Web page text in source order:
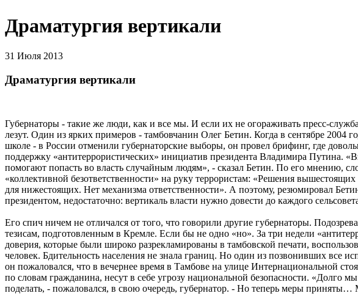
Драматургия вертикали
31 Июля 2013
Драматургия вертикали
Губернаторы - такие же люди, как и все мы. И если их не огораживать пресс-
лезут. Один из ярких примеров - тамбовчанин Олег Бетин. Когда в сентябре 2004
школе - в России отменили губернаторские выборы, он провел брифинг, где
поддержку «антитеррористических» инициатив президента Владимира Путина.
помогают попасть во власть случайным людям», - сказал Бетин. По его мнению,
«коллективной безответственности» на руку террористам: «Решения вышестоящих
для нижестоящих. Нет механизма ответственности». А поэтому, резюмировал
президентом, недостаточно: вертикаль власти нужно довести до каждого
Его спич ничем не отличался от того, что говорили другие губернаторы.
тезисам, подготовленным в Кремле. Если бы не одно «но». За три недели
доверия, которые были широко разрекламированы в тамбовской печати,
человек. Бдительность населения не знала границ. Но один из позвонивших все
он пожаловался, что в вечернее время в Тамбове на улице Интернациональной
по словам гражданина, несут в себе угрозу национальной безопасности. «Долго
поделать, - пожаловался, в свою очередь, губернатор. - Но теперь меры приняты…